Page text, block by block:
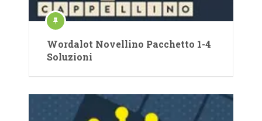
Wordalot Novellino Pacchetto 1-4
Soluzioni